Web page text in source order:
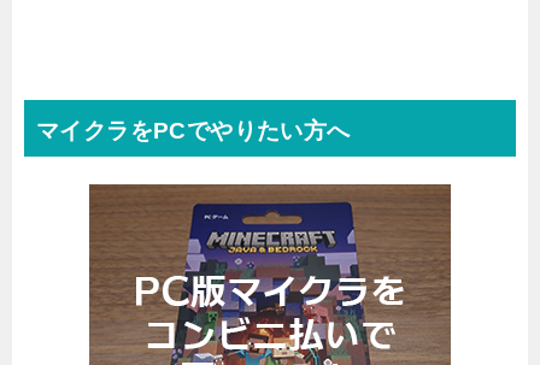
マイクラをPCでやりたい方へ